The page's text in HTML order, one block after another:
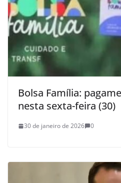
Bolsa Família:
nesta sexta-feira (30)
30 de janeiro de 2026 0